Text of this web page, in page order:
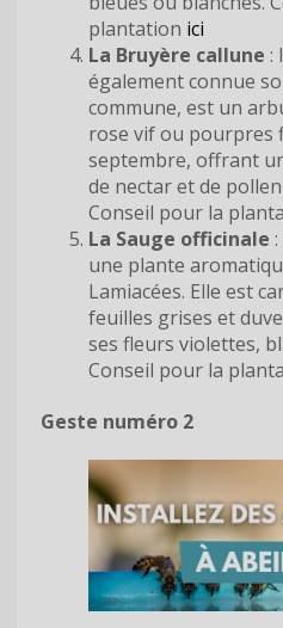
plantation ici
La Bruyère callune :
également connue
commune, est un
rose vif ou pourpres
septembre, offrant
de nectar et de
Conseil pour la
La Sauge officinale
une plante
Lamiacées. Elle est
feuilles grises et
ses fleurs violettes,
Conseil pour la
Geste numéro 2